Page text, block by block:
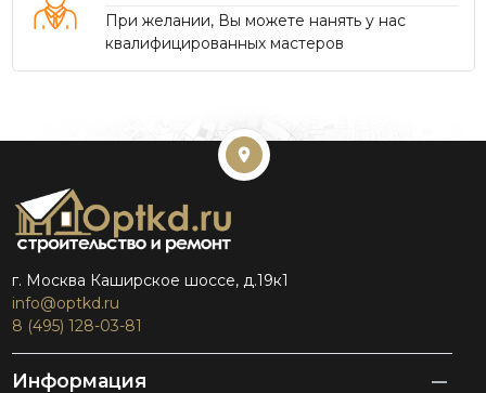
При желании, Вы можете нанять у нас
квалифицированных мастеров
г. Москва Каширское шоссе, д.19к1
info@optkd.ru
8 (495) 128-03-81
Информация